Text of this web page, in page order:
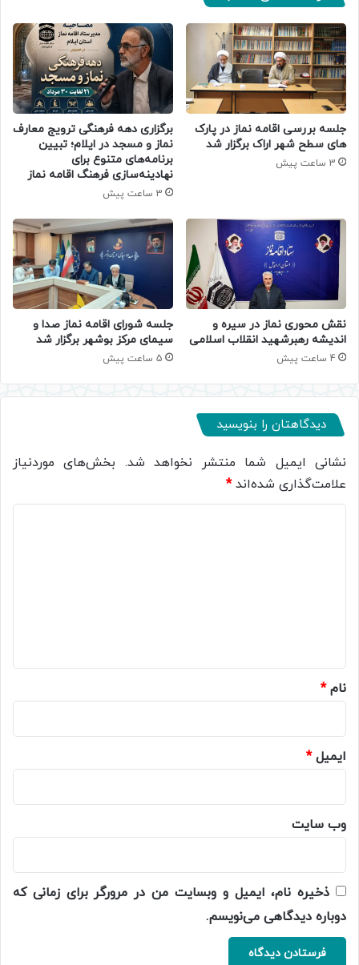
جلسه بررسی اقامه نماز در پارک
های سطح شهر اراک برگزار شد
3 ساعت پیش
برگزاری دهه فرهنگی ترویج معارف
نماز و مسجد در ایلام؛ تبیین
برنامه‌های متنوع برای
نهادینه‌سازی فرهنگ اقامه نماز
3 ساعت پیش
نقش محوری نماز در سیره و
اندیشه رهبرشهید انقلاب اسلامی
4 ساعت پیش
جلسه شورای اقامه نماز صدا و
سیمای مرکز بوشهر برگزار شد
5 ساعت پیش
دیدگاهتان را بنویسید
نشانی ایمیل شما منتشر نخواهد شد. بخش‌های موردنیاز
علامت‌گذاری شده‌اند*
نام*
ایمیل*
وب‌ سایت
ذخیره نام، ایمیل و وبسایت من در مرورگر برای زمانی که
دوباره دیدگاهی می‌نویسم.